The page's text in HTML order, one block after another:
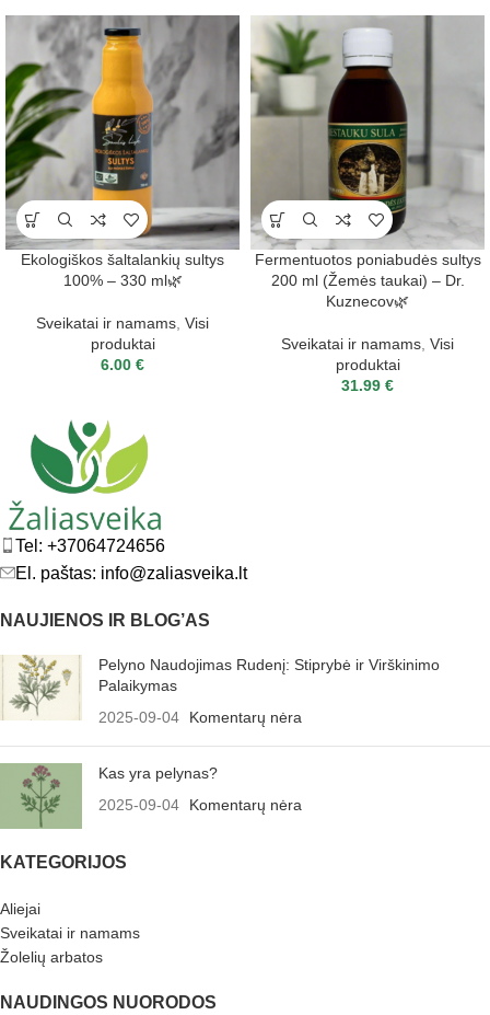
Ekologiškos šaltalankių sultys
100% – 330 ml🌿
Sveikatai ir namams Visi
produktai
6.00 €
Fermentuotos poniabudės sultys
200 ml (Žemės taukai) – Dr.
Kuznecov🌿
Sveikatai ir namams Visi
produktai
31.99 €
Tel: +37064724656
El. paštas: info@zaliasveika.lt
NAUJIENOS IR BLOG’AS
Pelyno Naudojimas Rudenį: Stiprybė ir Virškinimo
Palaikymas
2025-09-04
Komentarų nėra
Kas yra pelynas?
2025-09-04
Komentarų nėra
KATEGORIJOS
Aliejai
Sveikatai ir namams
Žolelių arbatos
NAUDINGOS NUORODOS